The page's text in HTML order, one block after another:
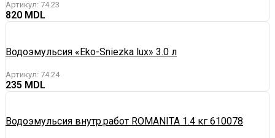
Артикул: 74.23
820
Водоэмульсия «Eko-Sniezka lux» 3.0 л
Артикул: 74.24
235
Водоэмульсия внутр.работ ROMANITA 1.4 кг 610078